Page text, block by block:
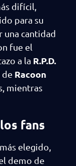
difícil,
para su
una cantidad
fue el
a la R.P.D.
de Racoon
mientras
fans
elegido,
demo de